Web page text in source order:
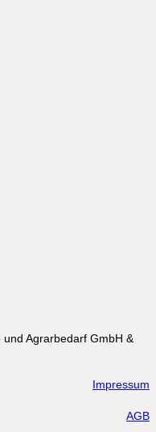
Agrarbedarf GmbH &
Impressum
AGB